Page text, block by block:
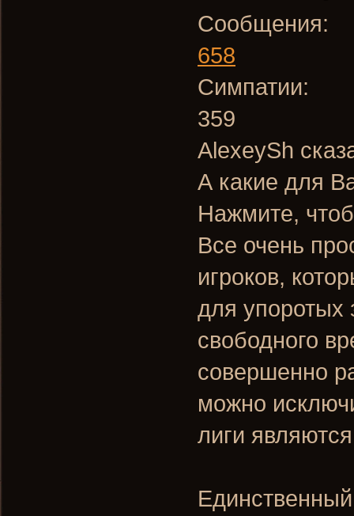
Сообщения:
658
Симпатии:
359
AlexeySh
А какие для
Нажмите,
Все очень
игроков,
для упоротых
свободного
совершенно
можно
лиги